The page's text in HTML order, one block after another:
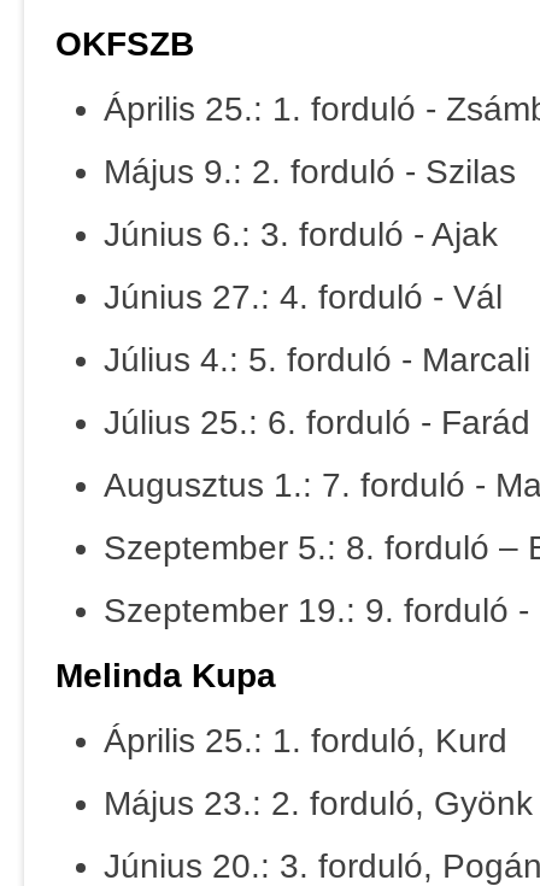
OKFSZB
Április 25.: 1. forduló -
Május 9.: 2. forduló - Szilas
Június 6.: 3. forduló - Ajak
Június 27.: 4. forduló - Vál
Július 4.: 5. forduló - Marcali
Július 25.: 6. forduló - Farád
Augusztus 1.: 7. forduló -
Szeptember 5.: 8. forduló –
Szeptember 19.: 9. forduló -
Melinda Kupa
Április 25.: 1. forduló, Kurd
Május 23.: 2. forduló, Gyönk
Június 20.: 3. forduló,